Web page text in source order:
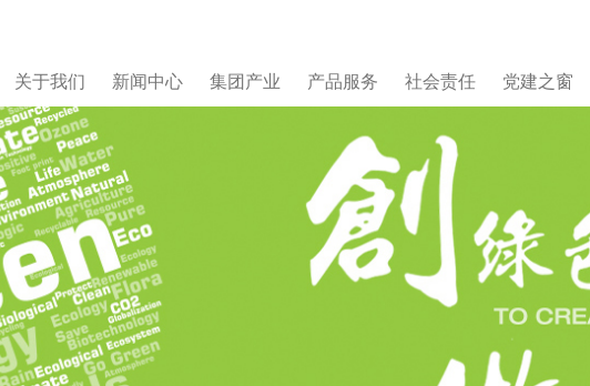
关于我们 新闻中心 集团产业 产品服务 社会责任 党建之窗